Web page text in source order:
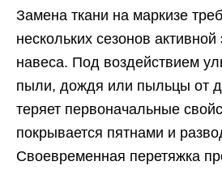
Замена ткани на маркизе
нескольких сезонов активной
навеса. Под воздействием
пыли, дождя или пыльцы от
теряет первоначальные
покрывается пятнами и
Своевременная перетяжка